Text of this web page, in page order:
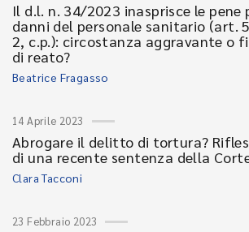
Il d.l. n. 34/2023 inasprisce le pene
danni del personale sanitario (art.
2, c.p.): circostanza aggravante o
di reato?
Beatrice Fragasso
14 Aprile 2023
Abrogare il delitto di tortura?
di una recente sentenza della
Clara Tacconi
23 Febbraio 2023